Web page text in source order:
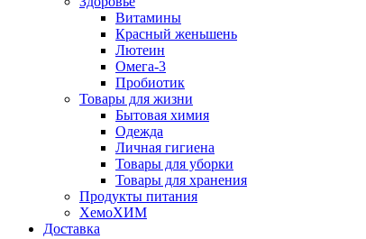
Витамины
Красный женьшень
Лютеин
Омега-3
Пробиотик
Товары для жизни
Бытовая химия
Одежда
Личная гигиена
Товары для уборки
Товары для хранения
Продукты питания
ХемоХИМ
Доставка